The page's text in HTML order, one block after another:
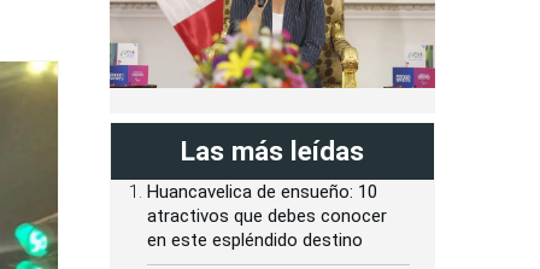
Las más leídas
Huancavelica de ensueño: 10
atractivos que debes conocer
en este espléndido destino